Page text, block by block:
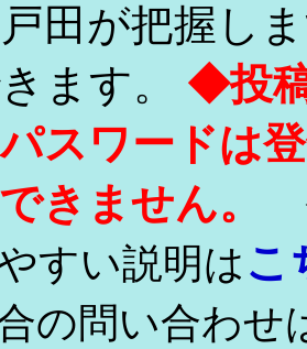
田が把握し
ます。 ◆投
スワードは
きません。
すい説明はこ
の問い合わせ